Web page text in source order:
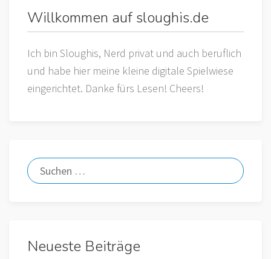
Willkommen auf sloughis.de
Ich bin Sloughis, Nerd privat und auch beruflich
und habe hier meine kleine digitale Spielwiese
eingerichtet. Danke fürs Lesen! Cheers!
Neueste Beiträge